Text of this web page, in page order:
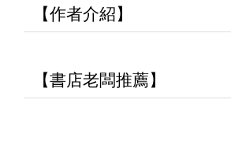
【作者介紹】
【書店老闆推薦】